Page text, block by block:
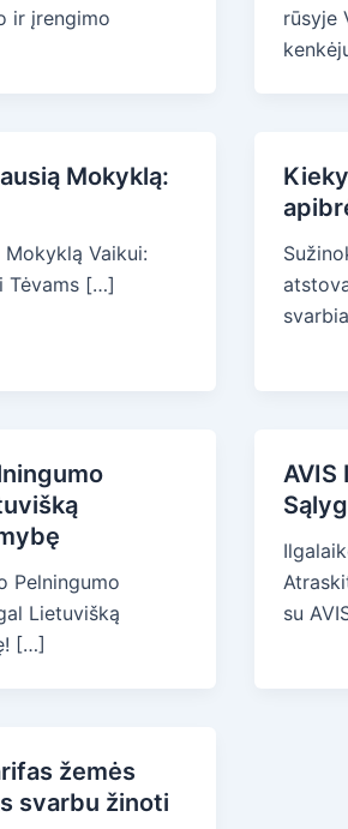
ir įrengimo
rūsyje
Mokyklą:
Vaikui:
Tėvams […]
Pelningumo
Lietuvišką
[…]
AVIS
su
žemės
svarbu žinoti